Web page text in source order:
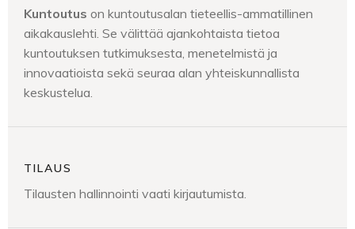
Kuntoutus on kuntoutusalan tieteellis-ammatillinen
aikakauslehti. Se välittää ajankohtaista tietoa
kuntoutuksen tutkimuksesta, menetelmistä ja
innovaatioista sekä seuraa alan yhteiskunnallista
keskustelua.
TILAUS
Tilausten hallinnointi vaati kirjautumista.